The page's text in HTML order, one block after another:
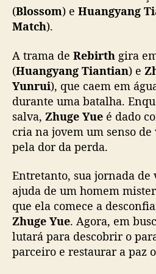
冰湖重生 #李昀锐…
pic.twitter.com/
— WeTV.Official
2026
(Blossom) e Huangyang
Match).
A trama de Rebirth gira
(Huangyang Tiantian) e
Yunrui), que caem em
durante uma batalha.
salva, Zhuge Yue é dado
cria na jovem um senso
pela dor da perda.
Entretanto, sua jornada de
ajuda de um homem
que ela comece a
Zhuge Yue. Agora, em
lutará para descobrir o
parceiro e restaurar a paz